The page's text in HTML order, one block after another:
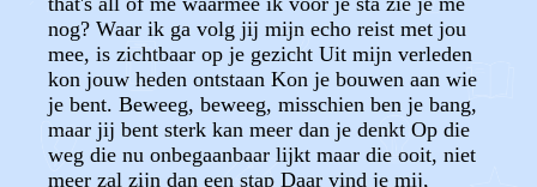
nog? Waar ik ga volg jij mijn echo reist met jou
mee, is zichtbaar op je gezicht Uit mijn verleden
kon jouw heden ontstaan Kon je bouwen aan wie
je bent. Beweeg, beweeg, misschien ben je bang,
maar jij bent sterk kan meer dan je denkt Op die
weg die nu onbegaanbaar lijkt maar die ooit, niet
meer zal zijn dan een stap Daar vind je mij,